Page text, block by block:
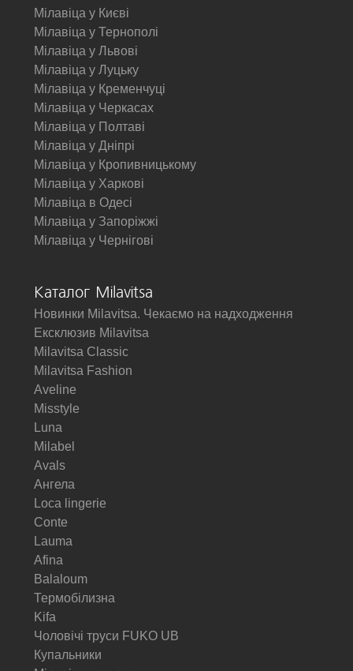
Мілавіца у Києві
Мілавіца у Тернополі
Мілавіца у Львові
Мілавіца у Луцьку
Мілавіца у Кременчуці
Мілавіца у Черкасах
Мілавіца у Полтаві
Мілавіца у Дніпрі
Мілавіца у Кропивницькому
Мілавіца у Харкові
Мілавіца в Одесі
Мілавіца у Запоріжжі
Мілавіца у Чернігові
Каталог Milavitsa
Новинки Milavitsa. Чекаємо на надходження
Ексклюзив Milavitsa
Milavitsa Classic
Milavitsa Fashion
Aveline
Misstyle
Luna
Milabel
Avals
Ангела
Loca lingerie
Conte
Lauma
Afina
Balaloum
Термобілизна
Kifa
Чоловічі труси FUKO UB
Купальники